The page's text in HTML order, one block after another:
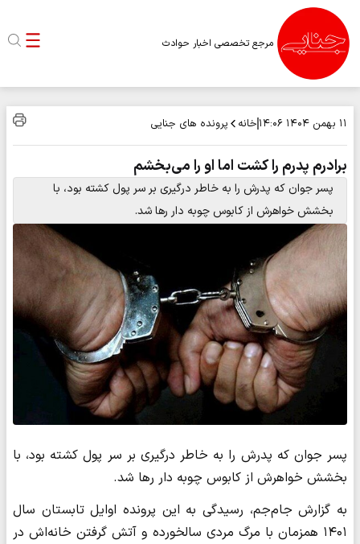
مرجع تخصصی اخبار حوادث
۱۱ بهمن ۱۴۰۴ ۱۴:۰۶ خانه پرونده های جنایی
برادرم پدرم را کشت اما او را می‌بخشم
پسر جوان که پدرش را به خاطر درگیری بر سر پول کشته بود، با
بخشش خواهرش از کابوس چوبه دار رها شد.
پسر جوان که پدرش را به خاطر درگیری بر سر پول کشته بود، با
بخشش خواهرش از کابوس چوبه دار رها شد.
به گزارش جام‌جم، رسیدگی به این پرونده اوایل تابستان سال
۱۴۰۱ همزمان با مرگ مردی سالخورده و آتش گرفتن خانه‌‌اش در